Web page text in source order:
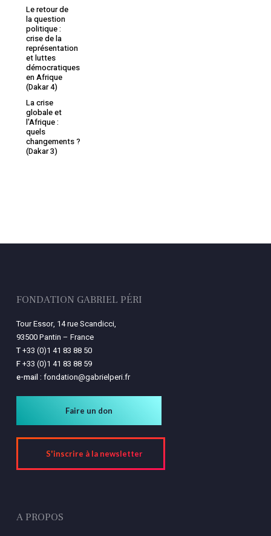
Le retour de
la question
politique :
crise de la
représentation
et luttes
démocratiques
en Afrique
(Dakar 4)
La crise
globale et
l'Afrique :
quels
changements ?
(Dakar 3)
FONDATION GABRIEL PÉRI
Tour Essor, 14 rue Scandicci,
93500 Pantin – France
T+33 (0)1 41 83 88 50
F+33 (0)1 41 83 88 59
e-mail : fondation@gabrielperi.fr
Faire un don
S'inscrire à la newsletter
A PROPOS